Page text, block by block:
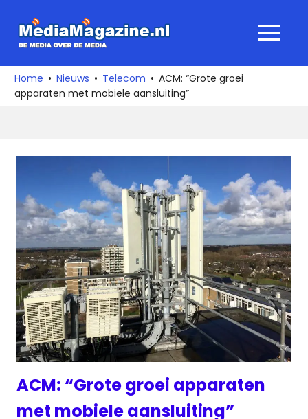
naar
media
over
de
MENU
Home Nieuws Telecom
ACM: “Grote groei
apparaten met mobiele aansluiting”
ACM: “Grote groei apparaten
met mobiele aansluiting”